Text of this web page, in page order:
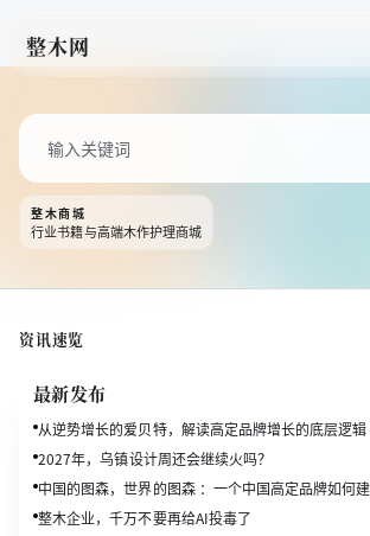
整木网
整木商城
行业书籍与高端木作护理商城
资讯速览
最新发布
从逆势增长的爱贝特，解读高定品牌增长的底层逻辑
2027年，乌镇设计周还会继续火吗？
中国的图森，世界的图森 ：一个中国高定品牌如何
整木企业，千万不要再给AI投毒了